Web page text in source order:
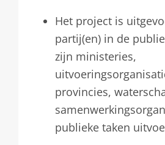
Het project is
partij(en) in de
zijn ministeries,
provincies,
publieke taken